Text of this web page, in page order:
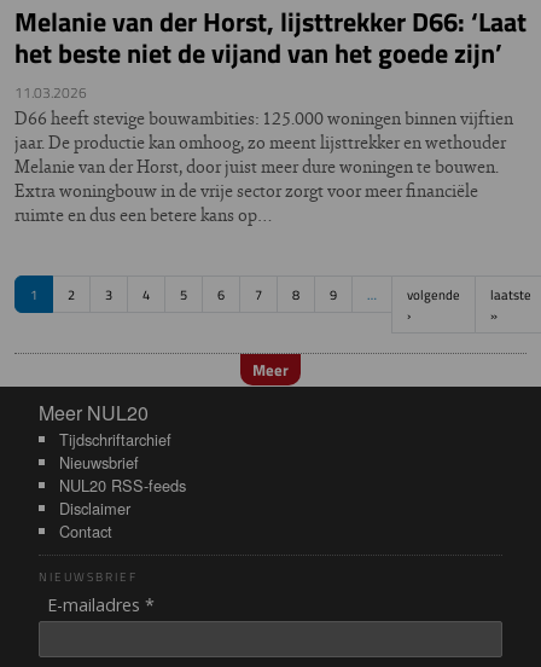
Melanie van der Horst, lijsttrekker D66: ‘Laat
het beste niet de vijand van het goede zijn’
11.03.2026
D66 heeft stevige bouwambities: 125.000 woningen binnen vijftien
jaar. De productie kan omhoog, zo meent lijsttrekker en wethouder
Melanie van der Horst, door juist meer dure woningen te bouwen.
Extra woningbouw in de vrije sector zorgt voor meer financiële
ruimte en dus een betere kans op…
Paginering
1 2 3 4 5 6 7 8 9 …
volgende
›Volgende pagina
laatste
»
Meer
Meer NUL20
Meer NUL20
Tijdschriftarchief
Nieuwsbrief
NUL20 RSS-feeds
Disclaimer
Contact
NIEUWSBRIEF
E-mailadres *